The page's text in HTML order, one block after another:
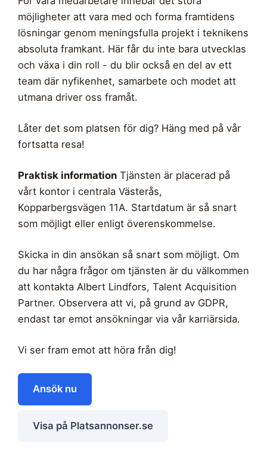
möjligheter att vara med och forma framtidens
lösningar genom meningsfulla projekt i teknikens
absoluta framkant. Här får du inte bara utvecklas
och växa i din roll - du blir också en del av ett
team där nyfikenhet, samarbete och modet att
utmana driver oss framåt.
Låter det som platsen för dig? Häng med på vår
fortsatta resa!
Praktisk information Tjänsten är placerad på
vårt kontor i centrala Västerås,
Kopparbergsvägen 11A. Startdatum är så snart
som möjligt eller enligt överenskommelse.
Skicka in din ansökan så snart som möjligt. Om
du har några frågor om tjänsten är du välkommen
att kontakta Albert Lindfors, Talent Acquisition
Partner. Observera att vi, på grund av GDPR,
endast tar emot ansökningar via vår karriärsida.
Vi ser fram emot att höra från dig!
Ansök nu
Visa på Platsannonser.se